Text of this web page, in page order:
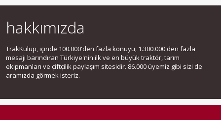
hakkımızda
TrakKulüp, içinde 100.000'den fazla konuyu, 1.300.000'den fazla
mesajı barındıran Türkiye'nin ilk ve en büyük traktör, tarım
ekipmanları ve çiftçilik paylaşım sitesidir. 86.000 üyemiz gibi sizi de
aramızda görmek isteriz.